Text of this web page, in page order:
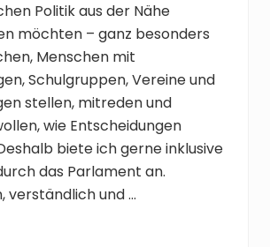
Politik aus der Nähe
möchten – ganz besonders
Menschen mit
Schulgruppen, Vereine und
stellen, mitreden und
wie Entscheidungen
biete ich gerne inklusive
das Parlament an.
verständlich und …